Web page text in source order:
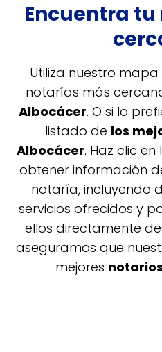
Encuentra
Utiliza nuestro
notarías más
Albocácer. O si lo
listado de los
Albocácer. Haz clic
obtener información
notaría, incluyendo
servicios ofrecidos y
ellos directamente
aseguramos que
mejores